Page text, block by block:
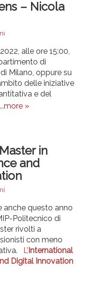
– Nicola
alle ore 15:00,
di
Milano, oppure su
delle iniziative
e del
...more »
in
and
anche questo anno
Politecnico di
rivolti a
con meno
L’International
Digital Innovation